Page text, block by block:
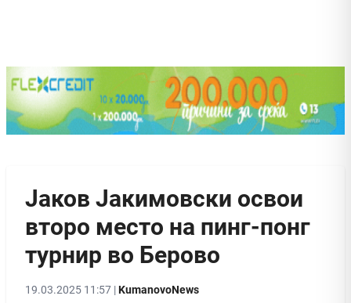
Јаков Јакимовски освои
второ место на пинг-понг
турнир во Берово
19.03.2025 11:57 |KumanovoNews